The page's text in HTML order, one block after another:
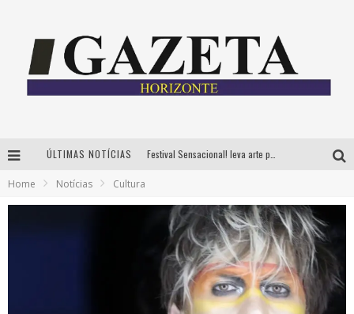
ÚLTIMAS NOTÍCIAS
Grandes shows, cenografia instagramável e resgate das tradições marcam o sucesso da 24ª edição do Forró do Givanildo
PAIS: BOAS HISTÓRIAS E UM BRINDE PARA CELEBRAR OS MOMENTOS QUE FICAM
Home Notícias Cultura